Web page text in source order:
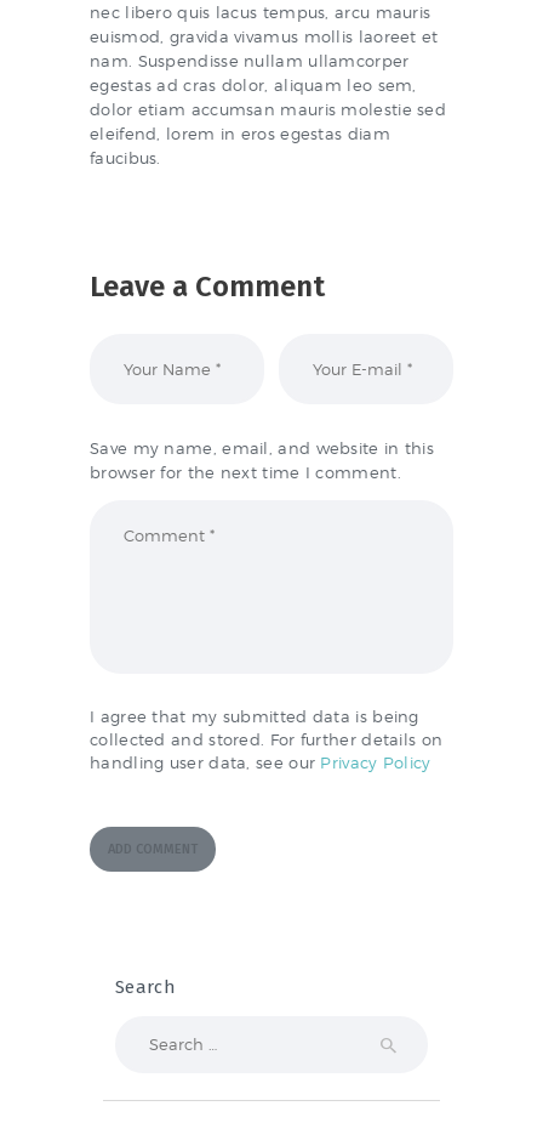
nec libero quis lacus tempus, arcu mauris
euismod, gravida vivamus mollis laoreet et
nam. Suspendisse nullam ullamcorper
egestas ad cras dolor, aliquam leo sem,
dolor etiam accumsan mauris molestie sed
eleifend, lorem in eros egestas diam
faucibus.
Leave a Comment
Save my name, email, and website in this
browser for the next time I comment.
I agree that my submitted data is being
collected and stored. For further details on
handling user data, see our Privacy Policy
Search